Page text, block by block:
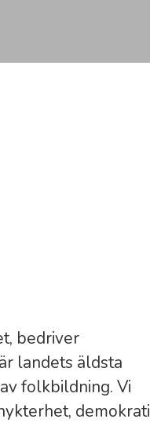
bedriver
landets äldsta
folkbildning. Vi
demokrati